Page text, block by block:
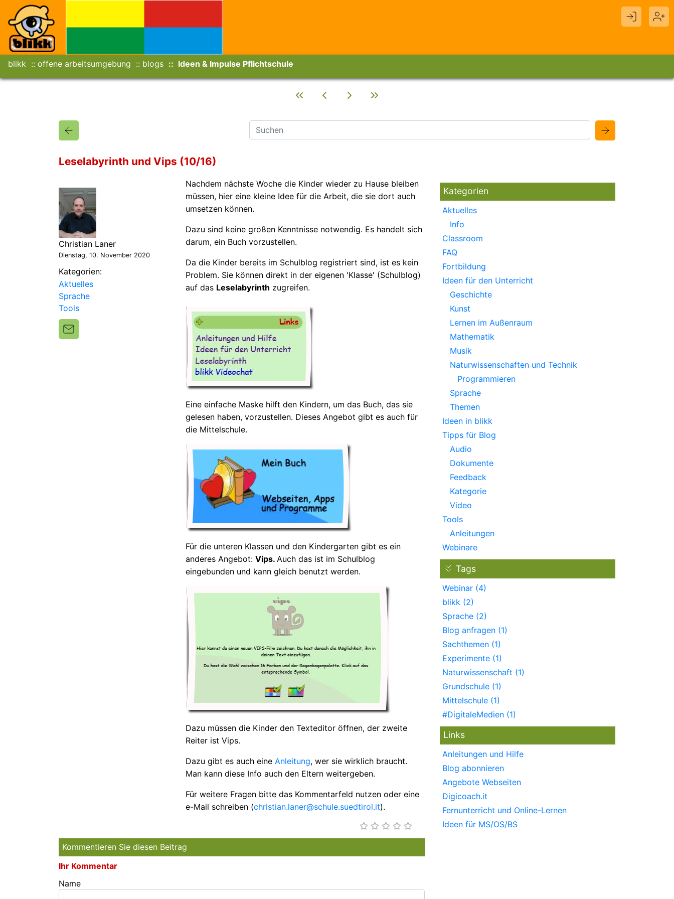
blikk offene arbeitsumgebung blogs Ideen & Impulse Pflichtschule
Leselabyrinth und Vips (10/16)
Nachdem nächste Woche die Kinder wieder zu Hause bleiben
müssen, hier eine kleine Idee für die Arbeit, die sie dort auch
umsetzen können.
Dazu sind keine großen Kenntnisse notwendig. Es handelt sich
darum, ein Buch vorzustellen.
Da die Kinder bereits im Schulblog registriert sind, ist es kein
Problem. Sie können direkt in der eigenen 'Klasse' (Schulblog)
auf das Leselabyrinth zugreifen.
Eine einfache Maske hilft den Kindern, um das Buch, das sie
gelesen haben, vorzustellen. Dieses Angebot gibt es auch für
die Mittelschule.
Für die unteren Klassen und den Kindergarten gibt es ein
anderes Angebot:Vips. Auch das ist im Schulblog
eingebunden und kann gleich benutzt werden.
Dazu müssen die Kinder den Texteditor öffnen, der zweite
Reiter ist Vips.
Dazu gibt es auch eine Anleitung, wer sie wirklich braucht.
Man kann diese Info auch den Eltern weitergeben.
Für weitere Fragen bitte das Kommentarfeld nutzen oder eine
e-Mail schreiben (christian.laner@schule.suedtirol.it).
Christian Laner
Dienstag, 10. November 2020
Kategorien:
Aktuelles
Sprache
Tools
Kommentieren Sie diesen Beitrag
Ihr Kommentar
Name
Kategorien
Aktuelles
Info
Classroom
FAQ
Fortbildung
Ideen für den Unterricht
Geschichte
Kunst
Lernen im Außenraum
Mathematik
Musik
Naturwissenschaften und Technik
Programmieren
Sprache
Themen
Ideen in blikk
Tipps für Blog
Audio
Dokumente
Feedback
Kategorie
Video
Tools
Anleitungen
Webinare
Tags
Webinar (4)
blikk (2)
Sprache (2)
Blog anfragen (1)
Sachthemen (1)
Experimente (1)
Naturwissenschaft (1)
Grundschule (1)
Mittelschule (1)
#DigitaleMedien (1)
Links
Anleitungen und Hilfe
Blog abonnieren
Angebote Webseiten
Digicoach.it
Fernunterricht und Online-Lernen
Ideen für MS/OS/BS